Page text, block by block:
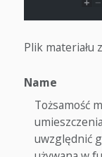
Plik materiału
Name
Tożsamość
uwzględnić